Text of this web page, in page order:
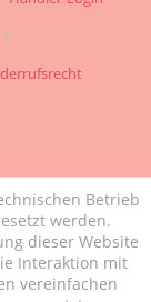
Betrieb
werden.
dieser Website
Interaktion mit
vereinfachen